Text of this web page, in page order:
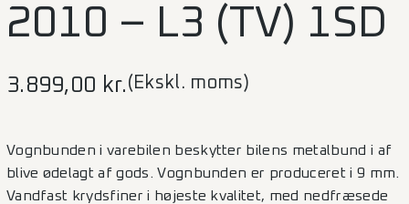
2010 – L3 (TV) 1SD
3.899,00 kr. (Ekskl. moms)
Vognbunden i varebilen beskytter bilens metalbund i af
blive ødelagt af gods. Vognbunden er produceret i 9 mm.
Vandfast krydsfiner i højeste kvalitet, med nedfræsede